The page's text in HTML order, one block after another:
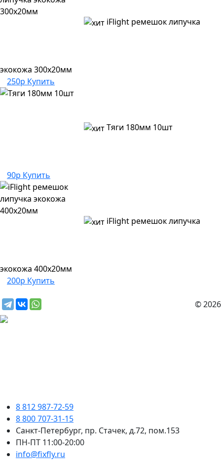
iFlight ремешок липучка
экокожа 300х20мм
250р Купить
Тяги 180мм 10шт
90р Купить
iFlight ремешок липучка
экокожа 400х20мм
200р Купить
© 2026
8 812 987-72-59
8 800 707-31-15
Санкт-Петербург, пр. Стачек, д.72, пом.153
ПН-ПТ 11:00-20:00
info@fixfly.ru